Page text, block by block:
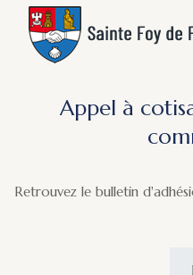
Appel à
Retrouvez le bulletin